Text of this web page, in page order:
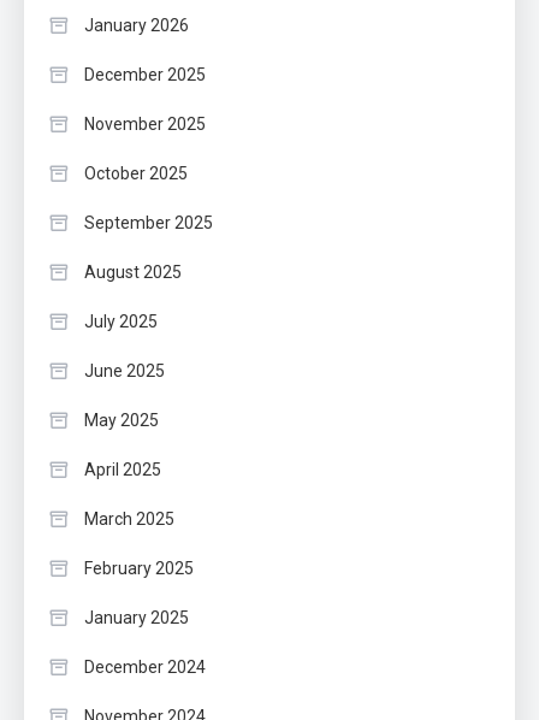
January 2026
December 2025
November 2025
October 2025
September 2025
August 2025
July 2025
June 2025
May 2025
April 2025
March 2025
February 2025
January 2025
December 2024